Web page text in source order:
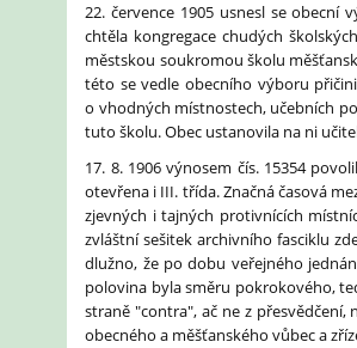
22. července 1905 usnesl se
chtěla kongregace chudých
městskou soukromou školu
této se vedle obecního výboru
o vhodných místnostech, učebních
tuto školu. Obec ustanovila na ni
17. 8. 1906 výnosem čís. 15354
otevřena i III. třída. Značná časová
zjevných i tajných protivnících
zvláštní sešitek archivního fasciklu
dlužno, že po dobu veřejného
polovina byla směru pokrokového,
straně "contra", ač ne z
obecného a měšťanského vůbec a